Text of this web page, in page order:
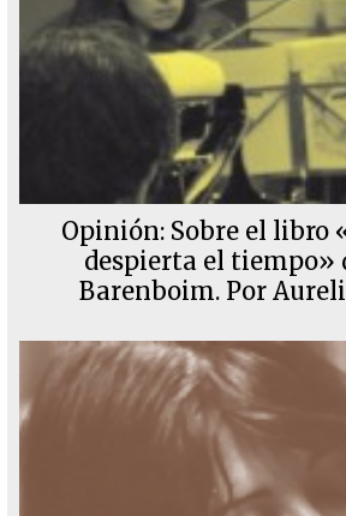
Opinión: Sobre el libro
despierta el tiempo»
Barenboim. Por